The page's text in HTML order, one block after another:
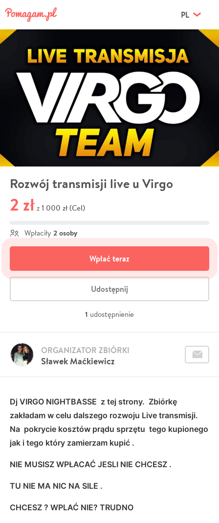
PL
Rozwój transmisji live u Virgo
2 zł z 1 000 zł (Cel)
Wpłaciły 2 osoby
Wpłać teraz
Udostępnij
1 udostępnienie
Sławek Maćkiewicz
ORGANIZATOR ZBIÓRKI
Dj VIRGO NIGHTBASSE z tej strony. Zbiórkę
zakładam w celu dalszego rozwoju Live transmisji.
Na pokrycie kosztów prądu sprzętu tego kupionego
jak i tego który zamierzam kupić .
NIE MUSISZ WPŁACAĆ JESLI NIE CHCESZ .
TU NIE MA NIC NA SILE .
CHCESZ ? WPLAĆ NIE? TRUDNO